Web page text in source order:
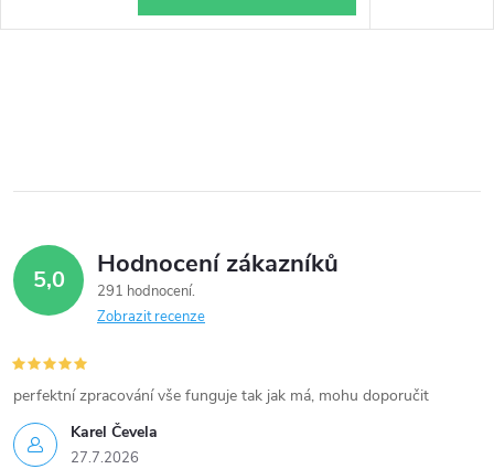
5,0 Hodnocení zákazníků
291 hodnocení
Zobrazit recenze
Karel Čevela
27.7.2026
perfektní zpracování vše funguje tak jak má, mohu doporučit